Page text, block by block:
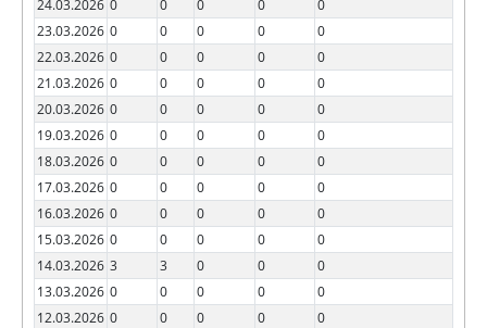
24.03.2026 0 0 0 0
0
23.03.2026 0 0 0 0
0
22.03.2026 0 0 0 0
0
21.03.2026 0 0 0 0
0
20.03.2026 0 0 0 0
0
19.03.2026 0 0 0 0
0
18.03.2026 0 0 0 0
0
17.03.2026 0 0 0 0
0
16.03.2026 0 0 0 0
0
15.03.2026 0 0 0 0
0
14.03.2026 3 3 0 0
0
13.03.2026 0 0 0 0
0
12.03.2026 0 0 0 0
0